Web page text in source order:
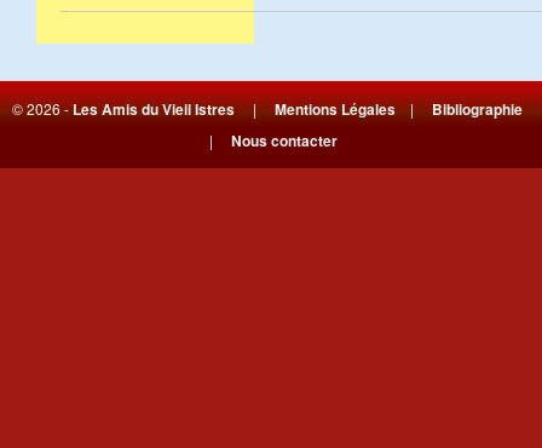
© 2026 -Les Amis du Vieil Istres|Mentions Légales|Bibliographie
| Nous contacter